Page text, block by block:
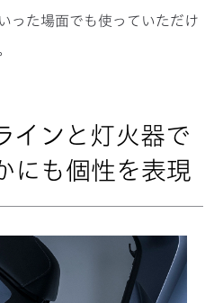
った場面でも使っていただけ
インと灯火器で
にも個性を表現